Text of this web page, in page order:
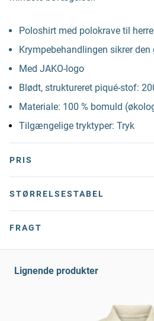
Poloshirt med polokrave til
Krympebehandlingen sikrer
Med JAKO-logo
Blødt, struktureret piqué-stof:
Materiale: 100 % bomuld
Tilgængelige tryktyper: Tryk
PRIS
STØRRELSESTABEL
FRAGT
Lignende produkter